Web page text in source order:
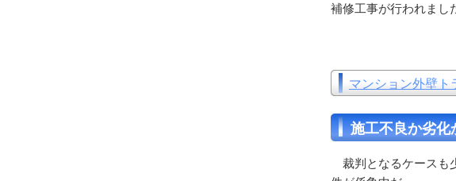
補修工事が行われまし
マンション外壁ト
施工不良か劣化
裁判となるケースも